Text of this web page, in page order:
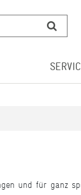
und für ganz